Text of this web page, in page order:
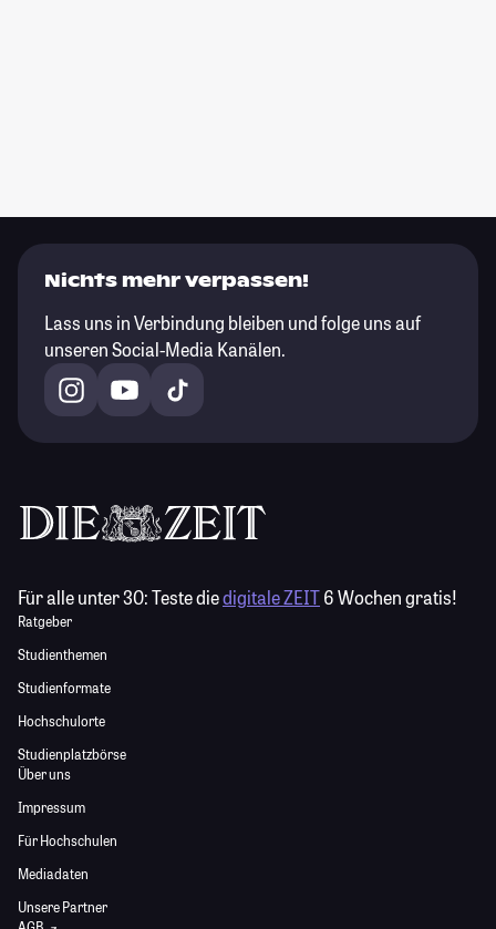
Nichts mehr verpassen!
Lass uns in Verbindung bleiben und folge uns auf
unseren Social-Media Kanälen.
Für alle unter 30:Teste diedigitale ZEIT6 Wochen gratis!
Ratgeber
Studienthemen
Studienformate
Hochschulorte
Studienplatzbörse
Über uns
Impressum
Für Hochschulen
Mediadaten
Unsere Partner